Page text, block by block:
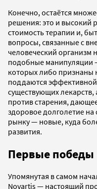
Конечно, остаётся
решения: это и высокий
стоимость терапии и,
вопросы, связанные с
человеческий организм
подобные манипуляции
которых либо
поддаются
существующих
против старения,
здоровое долголетие
рынку — новые, куда
развития.
Первые победы
Упомянутая в самом
Novartis — настоящий